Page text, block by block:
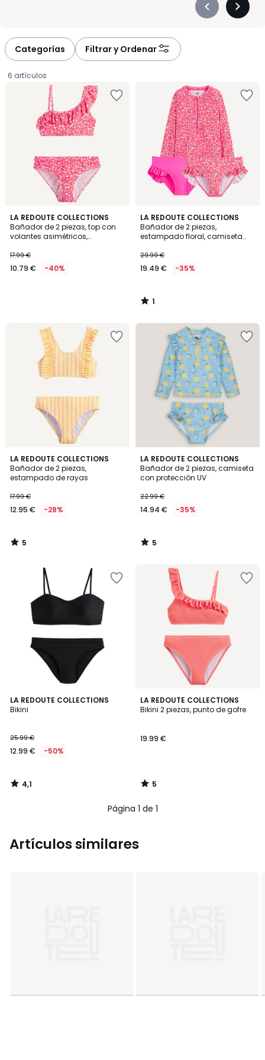
Précédent
Categorías Filtrar y Ordenar
6 artículos
LA REDOUTE COLLECTIONS
Bañador de 2 piezas, top con
volantes asimétricos,
€
en
descuento
aplicado.
17.99 €
10.79 € -40%
LA REDOUTE COLLECTIONS
Bañador de 2 piezas,
estampado floral, camiseta
braguitas
29.99 €
19.49 € -35%
1
/
5
1
/
LA REDOUTE COLLECTIONS
Bañador de 2 piezas,
estampado de rayas
17.99 €
12.95 € -28%
5
/
5
5
/
LA REDOUTE COLLECTIONS
Bañador de 2 piezas, camiseta
con protección UV
22.99 €
14.94 € -35%
5
/
5
5
/
LA REDOUTE COLLECTIONS
Bikini
25.99 €
12.99 € -50%
4,1
/ 5
4,1
/
LA REDOUTE COLLECTIONS
Bikini 2 piezas, punto de gofre
19.99 €
5
/
5
/
Página 1 de 1
Artículos similares